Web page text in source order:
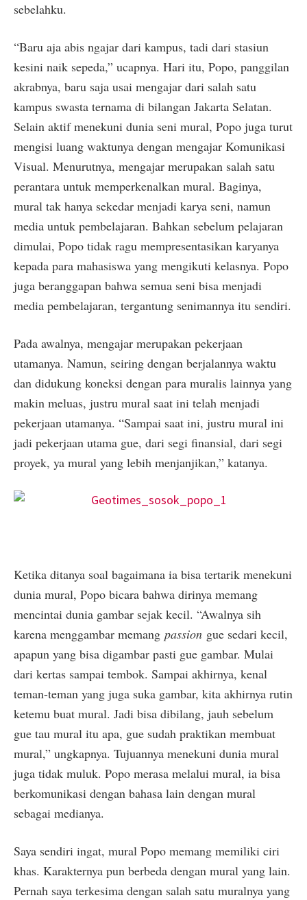
sebelahku.
“Baru aja abis ngajar dari kampus, tadi dari stasiun
kesini naik sepeda,” ucapnya. Hari itu, Popo, panggilan
akrabnya, baru saja usai mengajar dari salah satu
kampus swasta ternama di bilangan Jakarta Selatan.
Selain aktif menekuni dunia seni mural, Popo juga turut
mengisi luang waktunya dengan mengajar Komunikasi
Visual. Menurutnya, mengajar merupakan salah satu
perantara untuk memperkenalkan mural. Baginya,
mural tak hanya sekedar menjadi karya seni, namun
media untuk pembelajaran. Bahkan sebelum pelajaran
dimulai, Popo tidak ragu mempresentasikan karyanya
kepada para mahasiswa yang mengikuti kelasnya. Popo
juga beranggapan bahwa semua seni bisa menjadi
media pembelajaran, tergantung senimannya itu sendiri.
Pada awalnya, mengajar merupakan pekerjaan
utamanya. Namun, seiring dengan berjalannya waktu
dan didukung koneksi dengan para muralis lainnya yang
makin meluas, justru mural saat ini telah menjadi
pekerjaan utamanya. “Sampai saat ini, justru mural ini
jadi pekerjaan utama gue, dari segi finansial, dari segi
proyek, ya mural yang lebih menjanjikan,” katanya.
Ketika ditanya soal bagaimana ia bisa tertarik menekuni
dunia mural, Popo bicara bahwa dirinya memang
mencintai dunia gambar sejak kecil. “Awalnya sih
karena menggambar memang passion gue sedari kecil,
apapun yang bisa digambar pasti gue gambar. Mulai
dari kertas sampai tembok. Sampai akhirnya, kenal
teman-teman yang juga suka gambar, kita akhirnya rutin
ketemu buat mural. Jadi bisa dibilang, jauh sebelum
gue tau mural itu apa, gue sudah praktikan membuat
mural,” ungkapnya. Tujuannya menekuni dunia mural
juga tidak muluk. Popo merasa melalui mural, ia bisa
berkomunikasi dengan bahasa lain dengan mural
sebagai medianya.
Saya sendiri ingat, mural Popo memang memiliki ciri
khas. Karakternya pun berbeda dengan mural yang lain.
Pernah saya terkesima dengan salah satu muralnya yang